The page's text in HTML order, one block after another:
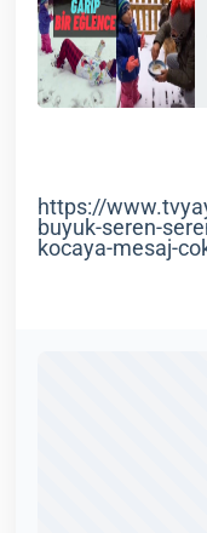
https://
buyuk-seren-
kocaya-mesaj-